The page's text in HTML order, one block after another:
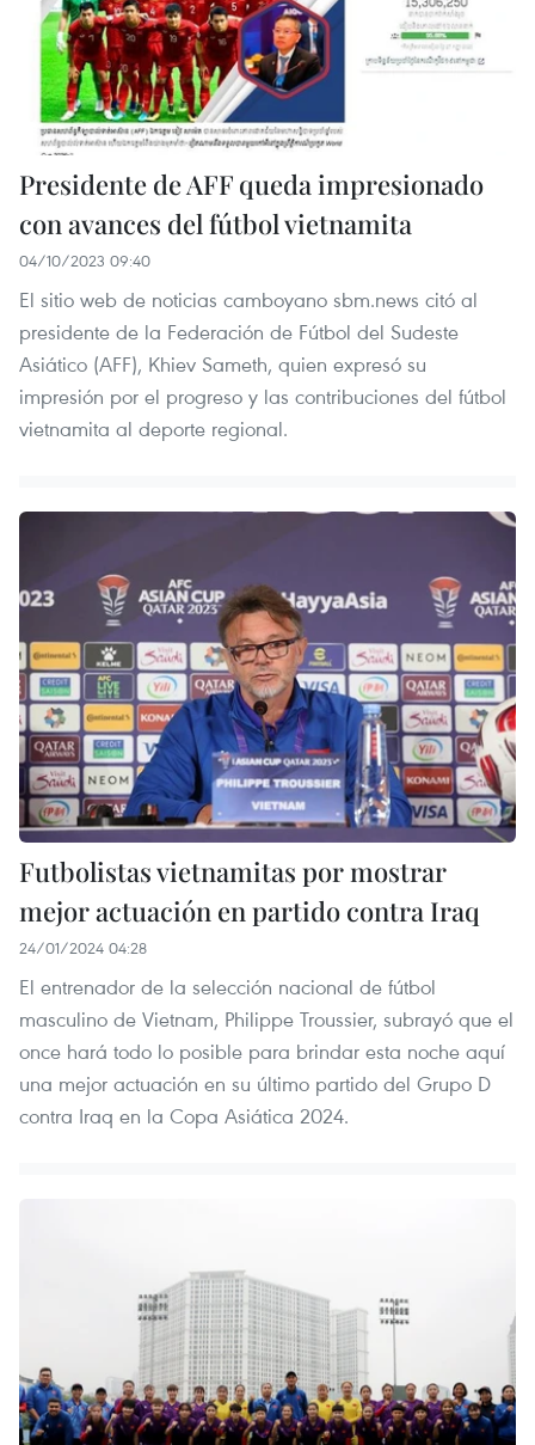
Presidente de AFF queda impresionado
con avances del fútbol vietnamita
04/10/2023 09:40
El sitio web de noticias camboyano sbm.news citó al
presidente de la Federación de Fútbol del Sudeste
Asiático (AFF), Khiev Sameth, quien expresó su
impresión por el progreso y las contribuciones del fútbol
vietnamita al deporte regional.
Futbolistas vietnamitas por mostrar
mejor actuación en partido contra Iraq
24/01/2024 04:28
El entrenador de la selección nacional de fútbol
masculino de Vietnam, Philippe Troussier, subrayó que el
once hará todo lo posible para brindar esta noche aquí
una mejor actuación en su último partido del Grupo D
contra Iraq en la Copa Asiática 2024.